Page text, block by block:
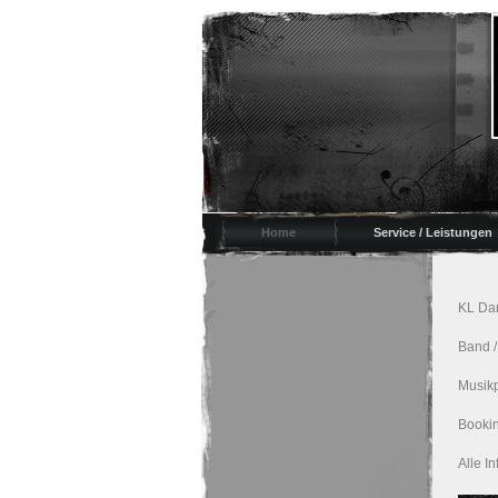
Home Service / Leistungen
KL
Band
Alle